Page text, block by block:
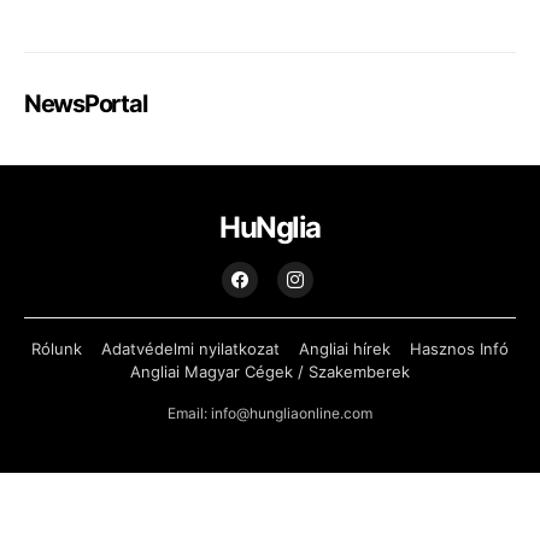
NewsPortal
HuNglia
Rólunk Adatvédelmi nyilatkozat Angliai hírek
Hasznos Infó
Angliai Magyar Cégek / Szakemberek
Email: info@hungliaonline.com